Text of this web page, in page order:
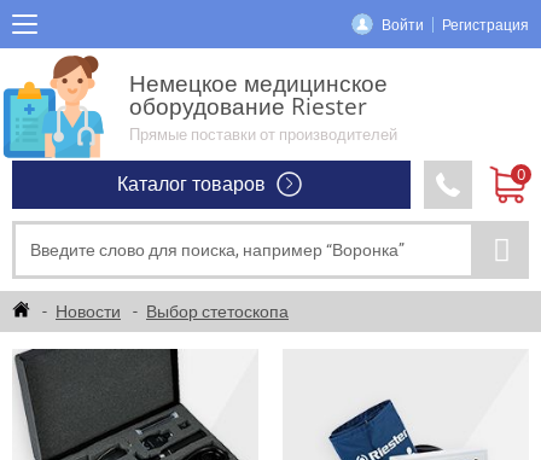
Войти Регистрация
Немецкое медицинское
оборудование Riester
Прямые поставки от производителей
Каталог товаров
Новости Выбор стетоскопа